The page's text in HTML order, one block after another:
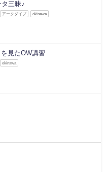
三昧♪
アークダイブ okinawa
見たOW講習
okinawa